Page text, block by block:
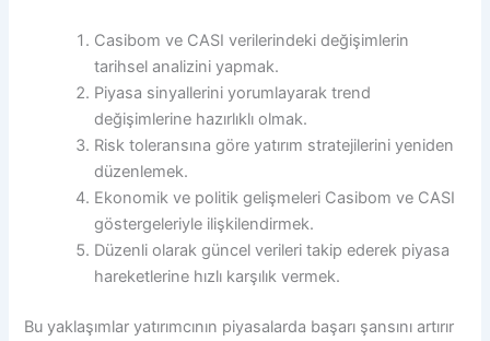
Casibom ve CASI verilerindeki değişimlerin
tarihsel analizini yapmak.
Piyasa sinyallerini yorumlayarak trend
değişimlerine hazırlıklı olmak.
Risk toleransına göre yatırım stratejilerini yeniden
düzenlemek.
Ekonomik ve politik gelişmeleri Casibom ve CASI
göstergeleriyle ilişkilendirmek.
Düzenli olarak güncel verileri takip ederek piyasa
hareketlerine hızlı karşılık vermek.
Bu yaklaşımlar yatırımcının piyasalarda başarı şansını artırır